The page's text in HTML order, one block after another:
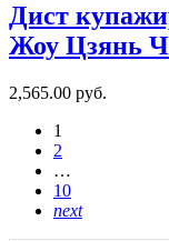
Дист
Жоу Цзянь
2,565.00 руб.
1
2
…
10
next